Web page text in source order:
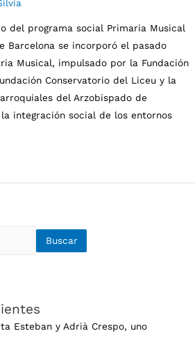
del programa social Primaria Musical
Barcelona se incorporó el pasado
Musical, impulsado por la Fundación
Conservatorio del Liceu y la
del Arzobispado de
integración social de los entornos
Buscar
Esteban y Adrià Crespo, uno